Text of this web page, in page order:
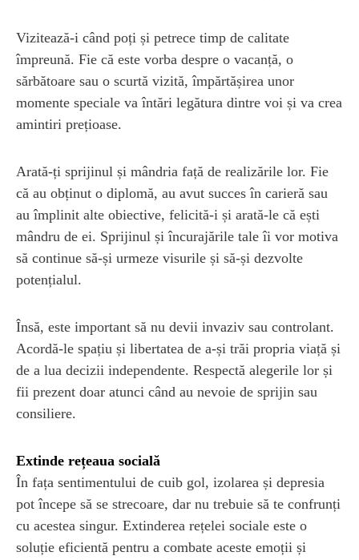
Vizitează-i când poți și petrece timp de calitate
împreună. Fie că este vorba despre o vacanță, o
sărbătoare sau o scurtă vizită, împărtășirea unor
momente speciale va întări legătura dintre voi și va crea
amintiri prețioase.
Arată-ți sprijinul și mândria față de realizările lor. Fie
că au obținut o diplomă, au avut succes în carieră sau
au împlinit alte obiective, felicită-i și arată-le că ești
mândru de ei. Sprijinul și încurajările tale îi vor motiva
să continue să-și urmeze visurile și să-și dezvolte
potențialul.
Însă, este important să nu devii invaziv sau controlant.
Acordă-le spațiu și libertatea de a-și trăi propria viață și
de a lua decizii independente. Respectă alegerile lor și
fii prezent doar atunci când au nevoie de sprijin sau
consiliere.
Extinde rețeaua socială
În fața sentimentului de cuib gol, izolarea și depresia
pot începe să se strecoare, dar nu trebuie să te confrunți
cu acestea singur. Extinderea rețelei sociale este o
soluție eficientă pentru a combate aceste emoții și